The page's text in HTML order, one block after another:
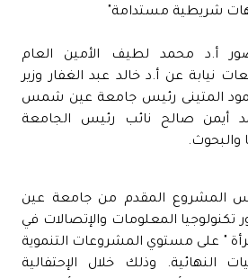
شريطية مستدامة"
أ.د محمد لطيف الأمين العام
نيابة عن أ.د خالد عبد الغفار وزير
المتينى رئيس جامعة عين شمس
أيمن صالح نائب رئيس الجامعة
والبحوث.
المشروع المقدم من جامعة عين
المعلومات والإتصالات في
" على مستوي المشروعات التنموية
النهائية. وذلك خلال الإحتفالية